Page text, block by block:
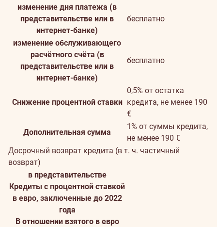
изменение дня платежа (в
представительстве или в
интернет-банке)
бесплатно
изменение обслуживающего
расчётного счёта (в
представительстве или в
интернет-банке)
бесплатно
Снижение процентной ставки
0,5% от остатка
кредита, не менее 190
€
Дополнительная сумма
1% от суммы кредита,
не менее 190 €
Досрочный возврат кредита (в т. ч. частичный
возврат)
в представительстве
Кредиты с процентной ставкой
в евро, заключенные до 2022
года
В отношении взятого в евро